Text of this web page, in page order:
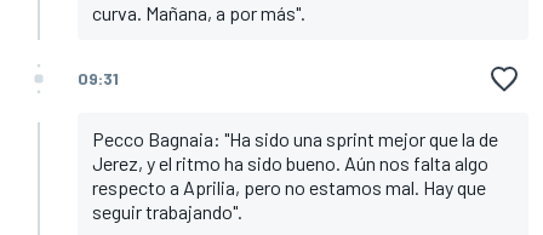
curva. Mañana, a por más".
09:31
Pecco Bagnaia: "Ha sido una sprint mejor que la de
Jerez, y el ritmo ha sido bueno. Aún nos falta algo
respecto a Aprilia, pero no estamos mal. Hay que
seguir trabajando".